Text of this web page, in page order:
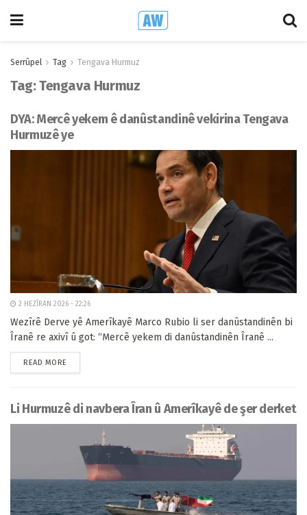
Serrûpel Tag Tengava Hurmuz
Tag:Tengava Hurmuz
DYA: Mercê yekem ê danûstandinê vekirina Tengava
Hurmuzê ye
2 HEZÎRAN 2026 - 22:26
Wezîrê Derve yê Amerîkayê Marco Rubio li ser danûstandinên bi
Îranê re axivî û got: “Mercê yekem di danûstandinên Îranê ...
READ MORE
Li Hurmuzê di navbera Îran û Amerîkayê de şer derket